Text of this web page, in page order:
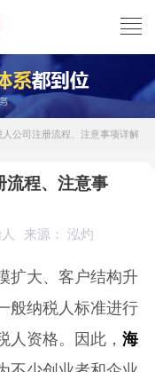
公司注册流程、注意事项详解
流程、注意事
来源： 泓灼
扩大、客户结构升
般纳税人标准进行
人资格。因此， 海